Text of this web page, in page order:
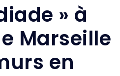
» à
Marseille
en